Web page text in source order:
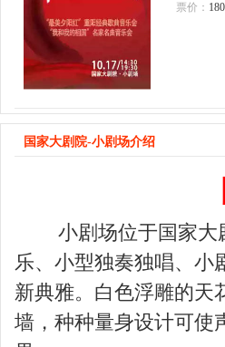
票价：
国家大剧院-小剧场介绍
小剧场位于国家大剧
乐、小型独奏独唱、小
新典雅。白色浮雕的天
墙，种种量身设计可使